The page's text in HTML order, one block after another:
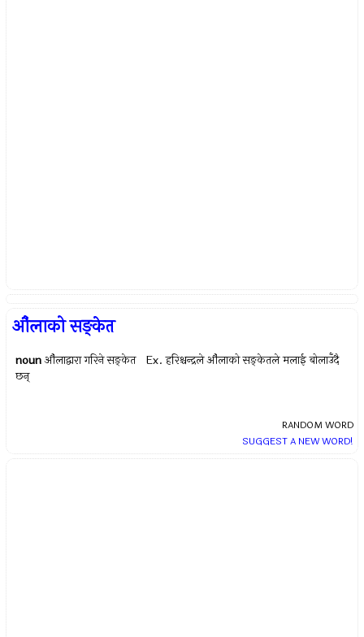
औंलाको सङ्केत
noun औंलाद्वारा गरिने सङ्केत Ex.हरिश्चन्द्रले औंलाको सङ्केतले मलाई बोलाउँदै
छन्
RANDOM WORD
SUGGEST A NEW WORD!